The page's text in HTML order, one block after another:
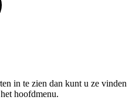
in te zien dan kunt u ze vinden
hoofdmenu.